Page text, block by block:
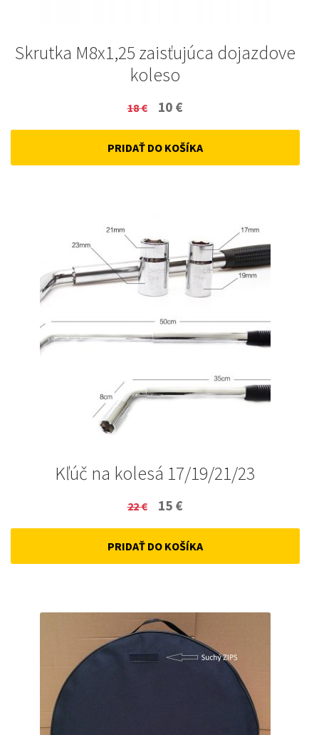
Skrutka M8x1,25 zaisťujúca dojazdove
koleso
18€
Original
price
was:
10 €
price
is:
PRIDAŤ DO KOŠÍKA
Kľúč na kolesá 17/19/21/23
22€
Original
price
was:
15 €
price
is:
PRIDAŤ DO KOŠÍKA